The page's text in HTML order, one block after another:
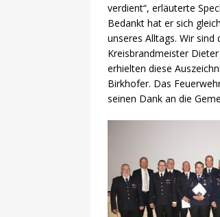
verdient“, erläuterte
Bedankt hat er sich
unseres Alltags. Wir
Kreisbrandmeister
erhielten diese
Birkhofer. Das
seinen Dank an die